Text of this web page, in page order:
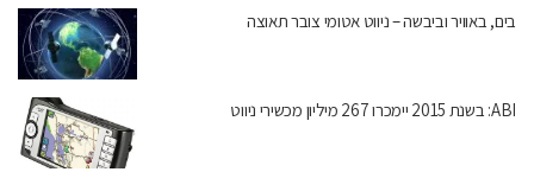
בים, באוויר וביבשה – ניווט אטומי צובר תאוצה
ABI: בשנת 2015 יימכרו 267 מיליון מכשירי ניווט